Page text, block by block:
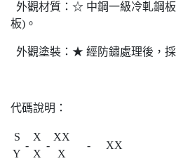
外觀材質：☆ 中鋼一級冷軋鋼
板)。
外觀塗裝：★ 經防鏽處理後，
代碼說明：
S
Y
-
X
X
-
XX
X
- XX